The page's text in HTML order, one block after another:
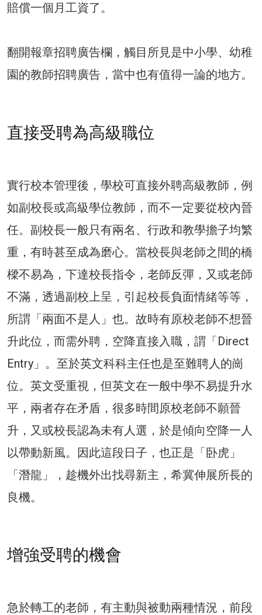
賠償一個月工資了。
翻開報章招聘廣告欄，觸目所見是中小學、幼稚
園的教師招聘廣告，當中也有值得一論的地方。
直接受聘為高級職位
實行校本管理後，學校可直接外聘高級教師，例
如副校長或高級學位教師，而不一定要從校內晉
任。副校長一般只有兩名、行政和教學擔子均繁
重，有時甚至成為磨心。當校長與老師之間的橋
樑不易為，下達校長指令，老師反彈，又或老師
不滿，透過副校上呈，引起校長負面情緒等等，
所謂「兩面不是人」也。故時有原校老師不想晉
升此位，而需外聘，空降直接入職，謂「Direct
Entry」。至於英文科科主任也是至難聘人的崗
位。英文受重視，但英文在一般中學不易提升水
平，兩者存在矛盾，很多時間原校老師不願晉
升，又或校長認為未有人選，於是傾向空降一人
以帶動新風。因此這段日子，也正是「卧虎」
「潛龍」，趁機外出找尋新主，希冀伸展所長的
良機。
增強受聘的機會
急於轉工的老師，有主動與被動兩種情況，前段